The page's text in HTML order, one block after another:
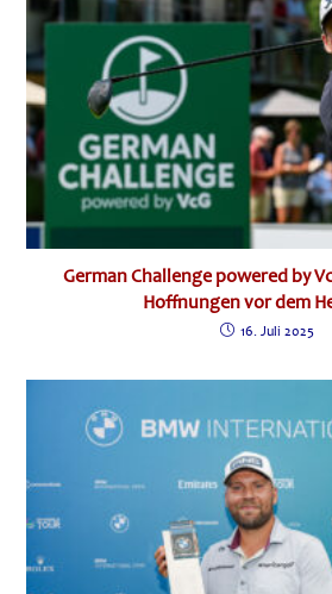
German Challenge powered by
Hoffnungen vor dem
16. Juli 2025